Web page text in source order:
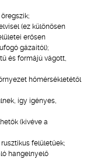
(ez különösen
erősen
gázaitól);
és formájú vágott,
hőmérsékletétől
így igényes,
(kivéve a
felületűek;
hangelnyelő